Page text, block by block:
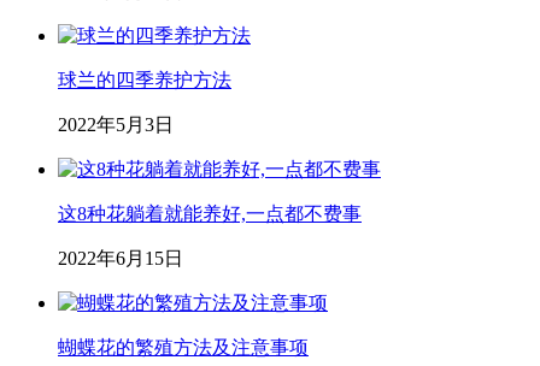
球兰的四季养护方法
2022年5月3日
这8种花躺着就能养好,一点都不费事
2022年6月15日
蝴蝶花的繁殖方法及注意事项